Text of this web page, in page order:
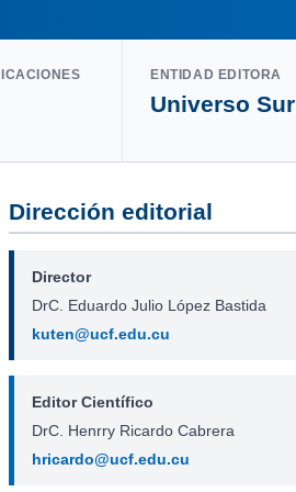
ENTIDAD EDITORA
Universo Sur
Dirección editorial
Director
DrC. Eduardo Julio López Bastida
kuten@ucf.edu.cu
Editor Científico
DrC. Henrry Ricardo Cabrera
hricardo@ucf.edu.cu